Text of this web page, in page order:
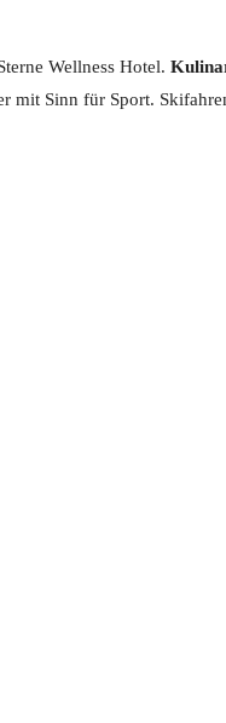
Wellness Hotel.
mit Sinn für Sport.